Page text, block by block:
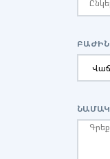
ԲԱԺԻՆ
ՆԱՄԱԿ